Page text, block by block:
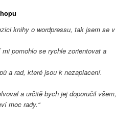
knihy o wordpressu, tak jsem se v
pomohlo se rychle zorientovat a
a rad, které jsou k nezaplacení.
a určitě bych jej doporučil všem,
moc rady.“